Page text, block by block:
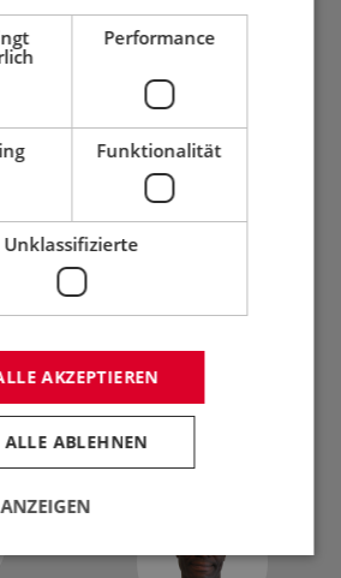
Key Account Manager -
Germany
rar@rdas.dk
BOLT-CHECK AND
AFTERSALES
Performance
Funktionalität
Unklassifizierte
AKZEPTIEREN
ALLE ABLEHNEN